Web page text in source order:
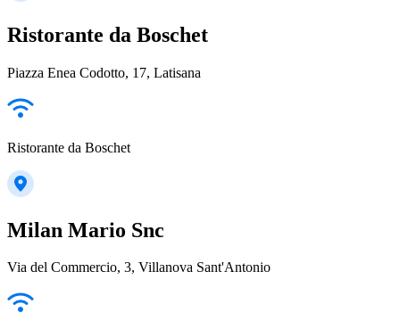
Ristorante da Boschet
Piazza Enea Codotto, 17, Latisana
Ristorante da Boschet
Milan Mario Snc
Via del Commercio, 3, Villanova Sant'Antonio